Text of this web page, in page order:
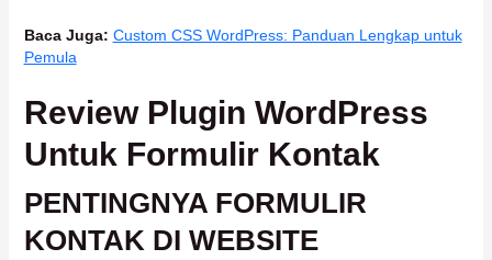
Baca Juga: Custom CSS WordPress: Panduan Lengkap untuk
Pemula
Review Plugin WordPress
Untuk Formulir Kontak
PENTINGNYA FORMULIR
KONTAK DI WEBSITE